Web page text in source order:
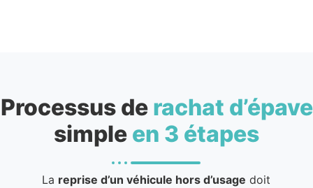
Processus de rachat d’épave
simple en 3 étapes
La reprise d’un véhicule hors d’usage doit